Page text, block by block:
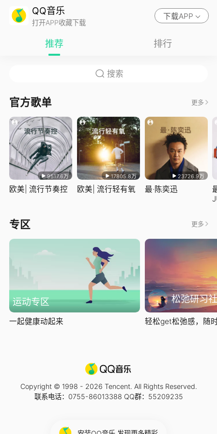
QQ音乐
打开APP收藏下载
下载APP
推荐 排行
官方歌单 更多
9517.6万
欧美| 流行节奏控
17805.8万
欧美| 流行轻有氧
23726.9万
最·陈奕迅
专区 更多
运动专区
一起健康动起来
松弛研习社
轻松get松弛感，随
Copyright © 1998 - 2026 Tencent. All Rights Reserved.
联系电话：0755-86013388 QQ群：55209235